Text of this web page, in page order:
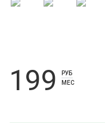
199
РУБ
МЕС